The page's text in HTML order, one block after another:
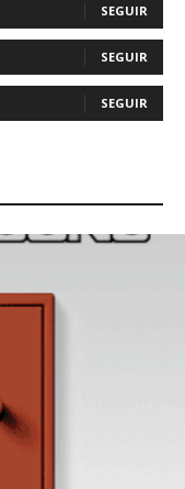
SEGUIR
SEGUIR
SEGUIR